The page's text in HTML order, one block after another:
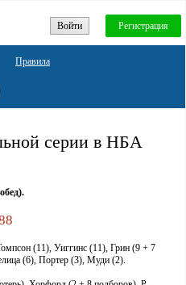
Войти Регистрация
Правила
серии в НБА
(11), Уиггинс (11), Грин (9 + 7
(6), Портер (3), Муди (2).